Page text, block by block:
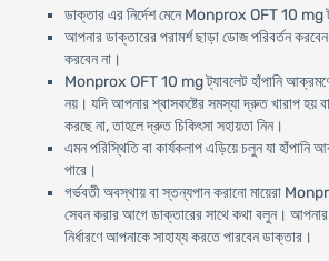
ডাক্তার এর নির্দেশ মেনে Monprox OFT 10 mg
আপনার ডাক্তারের পরামর্শ ছাড়া ডোজ পরিবর্তন
করবেন না।
Monprox OFT 10 mg ট্যাবলেট হাঁপানি
নয়। যদি আপনার শ্বাসকষ্টের সমস্যা দ্রুত খারাপ হয়
করছে না, তাহলে দ্রুত চিকিৎসা সহায়তা নিন।
এমন পরিস্থিতি বা কার্যকলাপ এড়িয়ে চলুন যা
পারে।
গর্ভবতী অবস্থায় বা স্তন্যপান করানো মায়েরা
সেবন করার আগে ডাক্তারের সাথে কথা বলুন। আপনার
নির্ধারণে আপনাকে সাহায্য করতে পারবেন ডাক্তার।